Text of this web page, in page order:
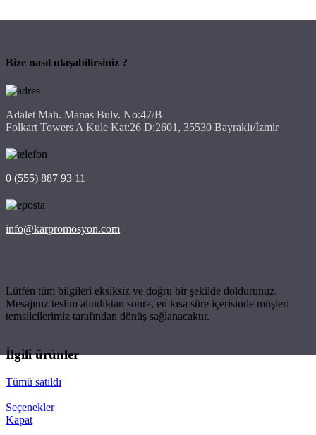
Bize nasıl ulaşabilirsiniz ?
Adalet Mah. Manas Bulv. No:47/B
Folkart Towers A Kule Kat:26 D:2601, 35530 Bayraklı/İzmir
0 (555) 887 93 11
info@karpromosyon.com
Lütfen tüm bilgileri eksiksiz ve doğru bir şekilde doldurunuz.
Mesajınız teslim alındıktan sonra, en kısa süre içerisinde müşteri
temsilcilerimiz tarafından dönüş sağlanacaktır.
İlgili ürünler
Tümü satıldı
Seçenekler
Kapat